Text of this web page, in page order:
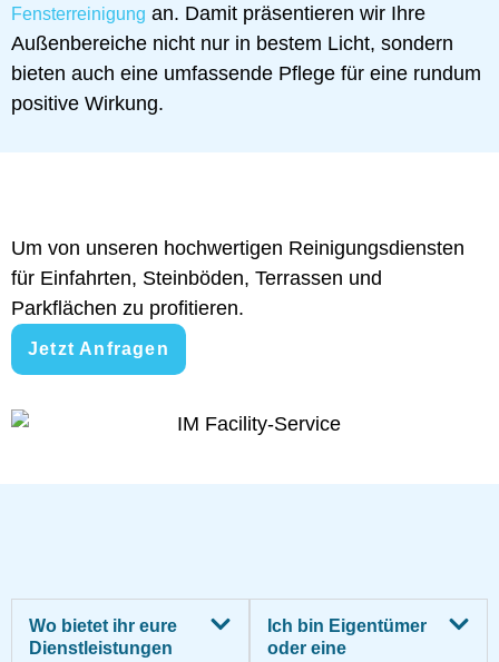
Fensterreinigung an. Damit präsentieren wir Ihre
Außenbereiche nicht nur in bestem Licht, sondern
bieten auch eine umfassende Pflege für eine rundum
positive Wirkung.
Um von unseren hochwertigen Reinigungsdiensten
für Einfahrten, Steinböden, Terrassen und
Parkflächen zu profitieren.
Jetzt Anfragen
Wo bietet ihr eure
Dienstleistungen
Ich bin Eigentümer
oder eine